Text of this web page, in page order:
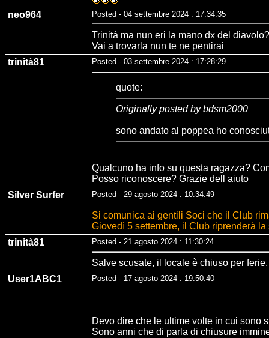
neo964 Posted - 04 settembre 2024 : 17:34:35
Trinità ma nun eri la mano dx del diavolo?
Vai a trovarla nun te ne pentirai
trinità81
Posted - 03 settembre 2024 : 17:28:29
quote:
Originally posted by bdsm2000
sono andato al poppea ho
Qualcuno ha info su questa ragazza?
Posso riconoscere? Grazie dell aiuto
Silver Surfer
Posted - 29 agosto 2024 : 10:34:49
Si comunica ai gentili Soci che il Club
Giovedì 5 settembre, il Club riprenderà
trinità81
Posted - 21 agosto 2024 : 11:30:24
Salve scusate, il locale è chiuso per
User1ABC1
Posted - 17 agosto 2024 : 19:50:40
Devo dire che le ultime volte in cui sono
Sono anni che di parla di chiusure